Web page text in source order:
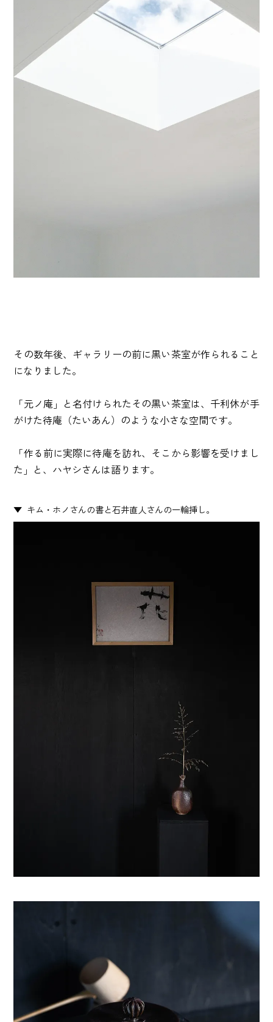
その数年後、ギャラリーの前に黒い茶室が作られること
になりました。
「元ノ庵」と名付けられたその黒い茶室は、千利休が手
がけた待庵（たいあん）のような小さな空間です。
「作る前に実際に待庵を訪れ、そこから影響を受けまし
た」と、ハヤシさんは語ります。
キム・ホノさんの書と石井直人さんの一輪挿し。